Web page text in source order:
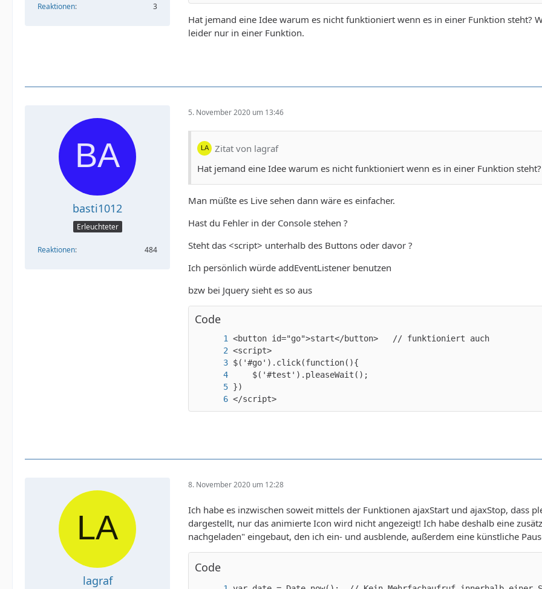
Reaktionen 3
Hat jemand eine Idee warum es nicht funktioniert wenn es in einer Funktion steht?
leider nur in einer Funktion.
basti1012
Erleuchteter
Reaktionen 484
5. November 2020 um 13:46
Zitat von lagraf
Hat jemand eine Idee warum es nicht funktioniert wenn es in einer Funktion steht?
Man müßte es Live sehen dann wäre es einfacher.
Hast du Fehler in der Console stehen ?
Steht das <script> unterhalb des Buttons oder davor ?
Ich persönlich würde addEventListener benutzen
bzw bei Jquery sieht es so aus
Code
</script>
lagraf
8. November 2020 um 12:28
Ich habe es inzwischen soweit mittels der Funktionen ajaxStart und ajaxStop, dass
dargestellt, nur das animierte Icon wird nicht angezeigt! Ich habe deshalb eine
nachgeladen" eingebaut, den ich ein- und ausblende, außerdem eine künstliche
Code